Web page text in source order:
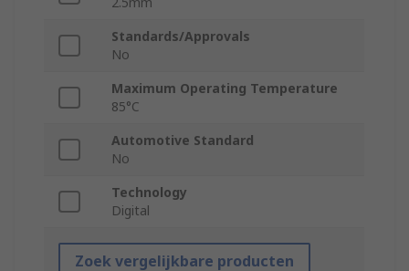
Standards/Approvals
No
Maximum Operating Temperature
85°C
Automotive Standard
No
Technology
Digital
Zoek vergelijkbare producten